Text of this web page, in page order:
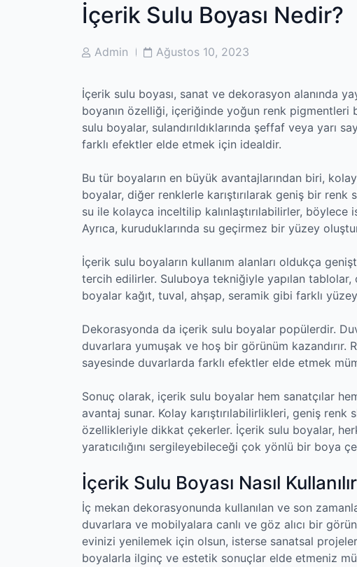
İçerik Sulu Boyası Nedir?
PostAdmin
PostAğustos 10, 2023
İçerik sulu boyası, sanat ve dekorasyon alanında
boyanın özelliği, içeriğinde yoğun renk pigmentleri
sulu boyalar, sulandırıldıklarında şeffaf veya yarı
farklı efektler elde etmek için idealdir.
Bu tür boyaların en büyük avantajlarından biri,
boyalar, diğer renklerle karıştırılarak geniş bir renk
su ile kolayca inceltilip kalınlaştırılabilirler,
Ayrıca, kuruduklarında su geçirmez bir yüzey
İçerik sulu boyaların kullanım alanları oldukça
tercih edilirler. Suluboya tekniğiyle yapılan tablolar,
boyalar kağıt, tuval, ahşap, seramik gibi farklı
Dekorasyonda da içerik sulu boyalar popülerdir.
duvarlara yumuşak ve hoş bir görünüm kazandırır.
sayesinde duvarlarda farklı efektler elde etmek
Sonuç olarak, içerik sulu boyalar hem sanatçılar
avantaj sunar. Kolay karıştırılabilirlikleri, geniş renk
özellikleriyle dikkat çekerler. İçerik sulu boyalar,
yaratıcılığını sergileyebileceği çok yönlü bir boya
İçerik Sulu Boyası Nasıl
İç mekan dekorasyonunda kullanılan ve son
duvarlara ve mobilyalara canlı ve göz alıcı bir
evinizi yenilemek için olsun, isterse sanatsal
boyalarla ilginç ve estetik sonuçlar elde etmeniz